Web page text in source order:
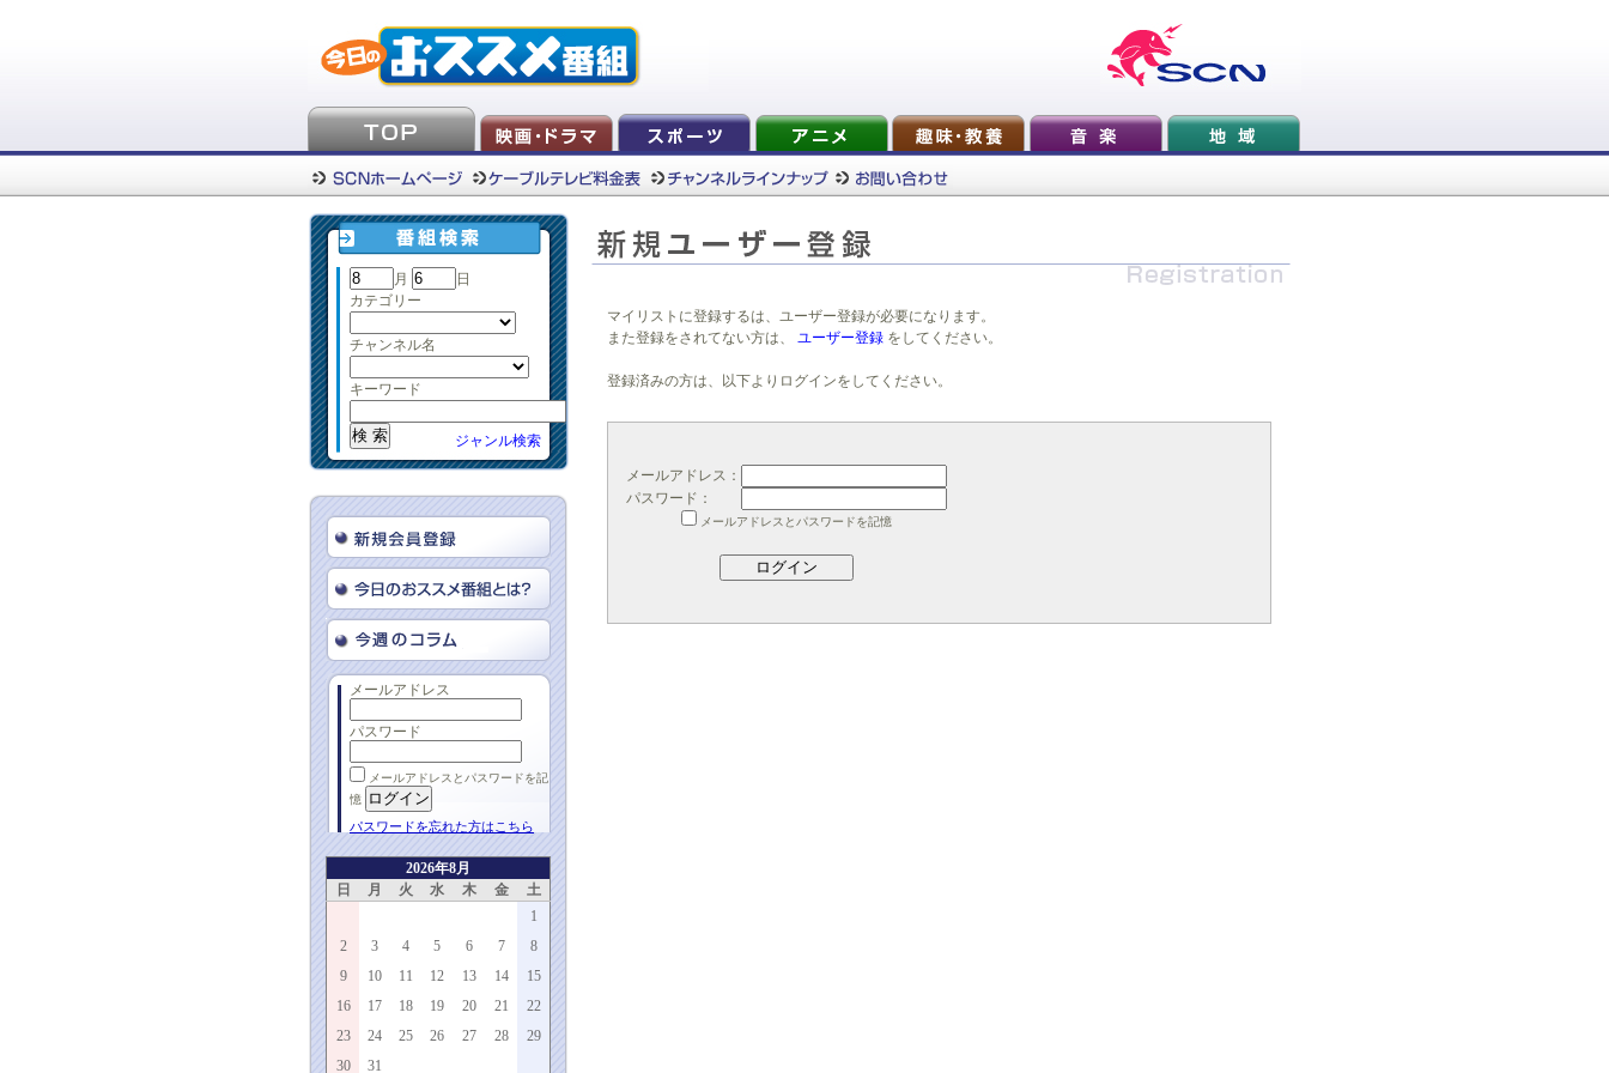
月
日
カテゴリー
チャンネル名
キーワード
ジャンル検索
メールアドレス
パスワード
メールアドレスとパスワードを記
憶
パスワードを忘れた方はこちら
2026年8月
日
月 火 水 木 金
土
1
2
3 4 5 6 7
8
9
10 11 12 13 14
15
16
17 18 19 20 21
22
23
24 25 26 27 28
29
30
31
マイリストに登録するは、ユーザー登録が必要になります。
また登録をされてない方は、
ユーザー登録 をしてください。
登録済みの方は、以下よりログインをしてください。
メールアドレス：
パスワード：
メールアドレスとパスワードを記憶